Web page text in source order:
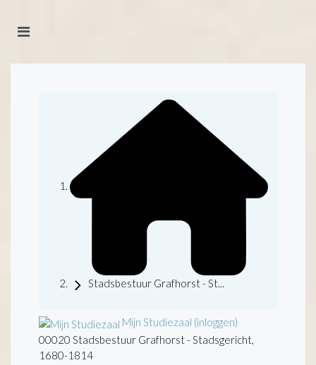
Stadsbestuur Grafhorst - St...
Mijn Studiezaal (inloggen)
00020 Stadsbestuur Grafhorst - Stadsgericht,
1680-1814